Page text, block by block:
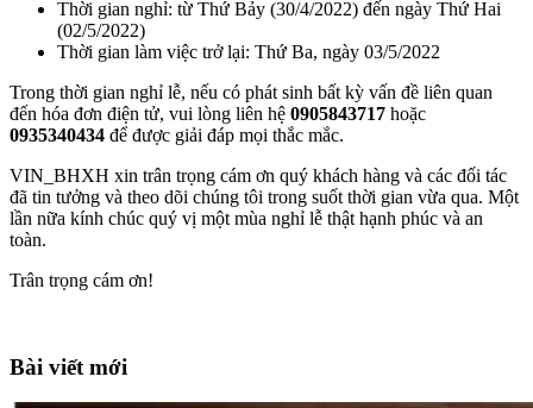
Thời gian nghỉ: từ Thứ Bảy (30/4/2022) đến ngày Thứ Hai
(02/5/2022)
Thời gian làm việc trở lại: Thứ Ba, ngày 03/5/2022
Trong thời gian nghỉ lễ, nếu có phát sinh bất kỳ vấn đề liên quan
đến hóa đơn điện tử, vui lòng liên hệ 0905843717 hoặc
0935340434 để được giải đáp mọi thắc mắc.
VIN_BHXH xin trân trọng cám ơn quý khách hàng và các đối tác
đã tin tưởng và theo dõi chúng tôi trong suốt thời gian vừa qua. Một
lần nữa kính chúc quý vị một mùa nghỉ lễ thật hạnh phúc và an
toàn.
Trân trọng cám ơn!
Bài viết mới